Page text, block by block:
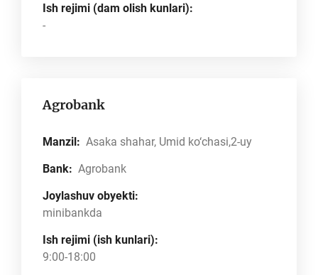
Ish rejimi (dam olish kunlari):
-
Agrobank
Manzil: Asaka shahar, Umid ko‘chasi,2-uy
Bank: Agrobank
Joylashuv obyekti:
minibankda
Ish rejimi (ish kunlari):
9:00-18:00